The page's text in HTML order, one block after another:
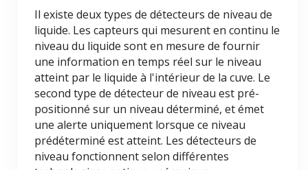
Il existe deux types de détecteurs de niveau de
liquide. Les capteurs qui mesurent en continu le
niveau du liquide sont en mesure de fournir
une information en temps réel sur le niveau
atteint par le liquide à l'intérieur de la cuve. Le
second type de détecteur de niveau est pré-
positionné sur un niveau déterminé, et émet
une alerte uniquement lorsque ce niveau
prédéterminé est atteint. Les détecteurs de
niveau fonctionnent selon différentes